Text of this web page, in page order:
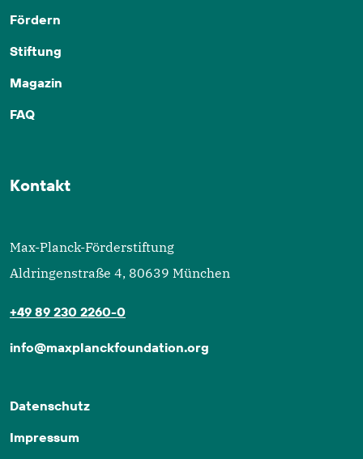
Fördern
Stiftung
Magazin
FAQ
Kontakt
Max-Planck-Förderstiftung
Aldringenstraße 4, 80639 München
+49 89 230 2260-0
info@maxplanckfoundation.org
Datenschutz
Impressum